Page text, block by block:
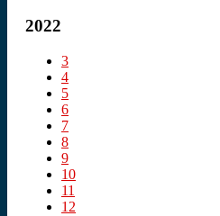
2022
3
4
5
6
7
8
9
10
11
12